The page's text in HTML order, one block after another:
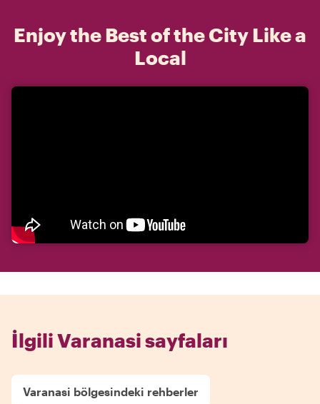
Enjoy the Best of the City Like a
Local
İlgili Varanasi sayfaları
Varanasi bölgesindeki rehberler